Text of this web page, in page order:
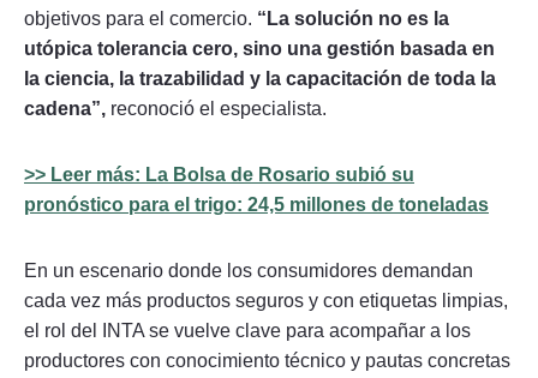
objetivos para el comercio. “La solución no es la
utópica tolerancia cero, sino una gestión basada en
la ciencia, la trazabilidad y la capacitación de toda la
cadena”, reconoció el especialista.
>> Leer más: La Bolsa de Rosario subió su
pronóstico para el trigo: 24,5 millones de toneladas
En un escenario donde los consumidores demandan
cada vez más productos seguros y con etiquetas limpias,
el rol del INTA se vuelve clave para acompañar a los
productores con conocimiento técnico y pautas concretas